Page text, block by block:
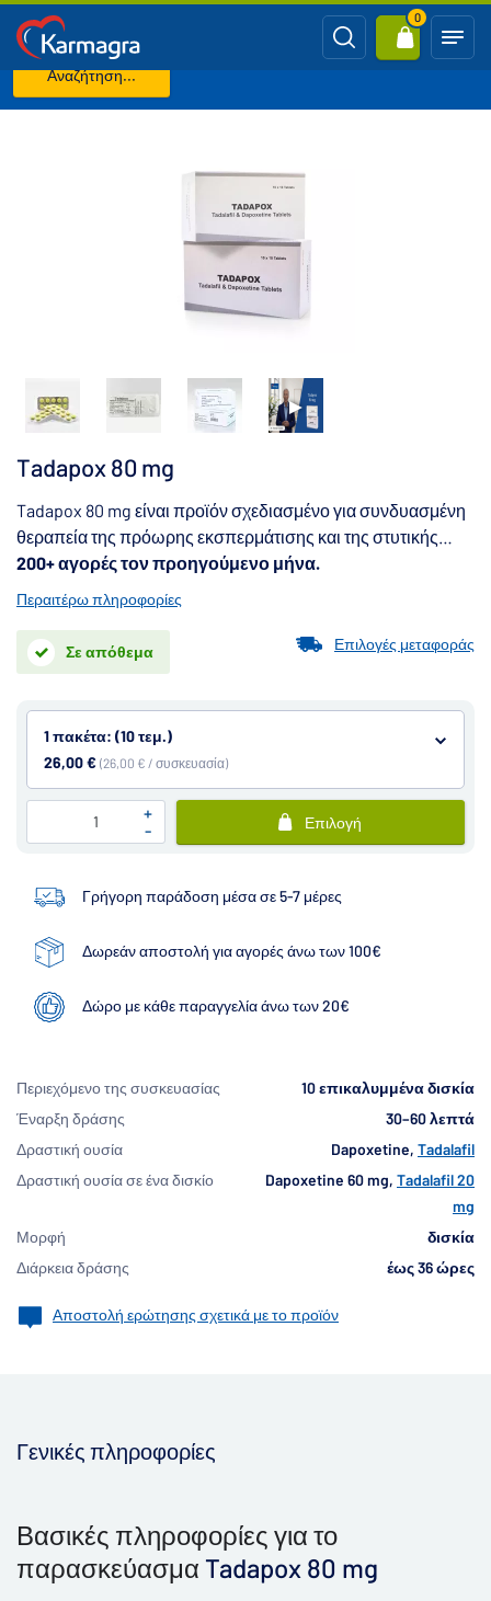
Αναζήτηση...
0
Κύρια σελίδα ΠΡΟΩΡΗ ΕΚΣΠΕΡΜΑΤΙΣΗ
Tadapox 80 mg
Tadapox 80 mg είναι προϊόν σχεδιασμένο για συνδυασμένη
θεραπεία της πρόωρης εκσπερμάτισης και της στυτικής
δυσλειτουργίας. Περιέχει δραστική ουσία - ταδαλαφίλη - και
η ουσία κατά της πρόωρης εκσπερμάτωσης - δαποξετίνη.
200+ αγορές τον προηγούμενο μήνα.
Περαιτέρω πληροφορίες
Σε απόθεμα Επιλογές μεταφοράς
1 πακέτα: (10 τεμ.)
26,00 € (26,00 € / συσκευασία)
+
-
Επιλογή
Γρήγορη παράδοση μέσα σε 5-7 μέρες
Δωρεάν αποστολή για αγορές άνω των 100€
Δώρο με κάθε παραγγελία άνω των 20€
Περιεχόμενο της συσκευασίας
10 επικαλυμμένα δισκία
Έναρξη δράσης
30–60 λεπτά
Δραστική ουσία
Dapoxetine, Tadalafil
Δραστική ουσία σε ένα δισκίο
Dapoxetine 60 mg, Tadalafil 20
mg
Μορφή
δισκία
Διάρκεια δράσης
έως 36 ώρες
Αποστολή ερώτησης σχετικά με το προϊόν
Γενικές πληροφορίες
▶
Βασικές πληροφορίες για το
παρασκεύασμα Tadapox 80 mg